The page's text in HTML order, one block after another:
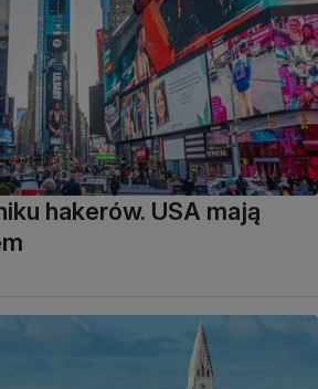
hakerów. USA mają